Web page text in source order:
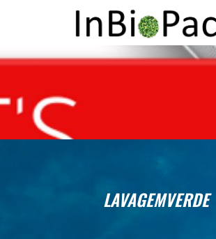
LAVAGEMVERDE